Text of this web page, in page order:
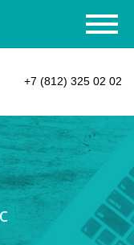
+7 (812) 325 02 02